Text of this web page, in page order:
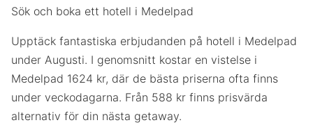
Sök och boka ett hotell i Medelpad
Upptäck fantastiska erbjudanden på hotell i Medelpad
under Augusti. I genomsnitt kostar en vistelse i
Medelpad 1624 kr, där de bästa priserna ofta finns
under veckodagarna. Från 588 kr finns prisvärda
alternativ för din nästa getaway.